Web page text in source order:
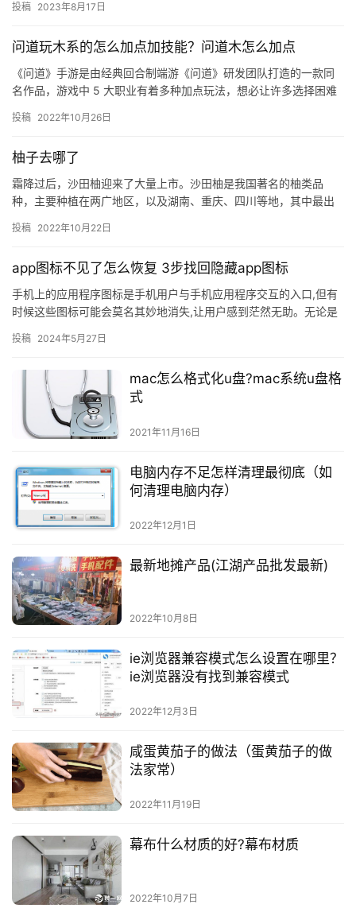
类…
投稿 2023年8月17日
问道玩木系的怎么加点加技能？问道木怎么加点
《问道》手游是由经典回合制端游《问道》研发团队打造的一款同
名作品，游戏中 5 大职业有着多种加点玩法，想必让许多选择困难
以…
投稿 2022年10月26日
柚子去哪了
霜降过后，沙田柚迎来了大量上市。沙田柚是我国著名的柚类品
种，主要种植在两广地区，以及湖南、重庆、四川等地，其中最出
迷，沙…
投稿 2022年10月22日
app图标不见了怎么恢复 3步找回隐藏app图标
手机上的应用程序图标是手机用户与手机应用程序交互的入口,但有
时候这些图标可能会莫名其妙地消失,让用户感到茫然无助。无论是
都…
投稿 2024年5月27日
mac怎么格式化u盘?mac系统u盘格
式
2021年11月16日
电脑内存不足怎样清理最彻底（如
何清理电脑内存）
2022年12月1日
最新地摊产品(江湖产品批发最新)
2022年10月8日
ie浏览器兼容模式怎么设置在哪里？
ie浏览器没有找到兼容模式
2022年12月3日
咸蛋黄茄子的做法（蛋黄茄子的做
法家常）
2022年11月19日
幕布什么材质的好?幕布材质
2022年10月7日